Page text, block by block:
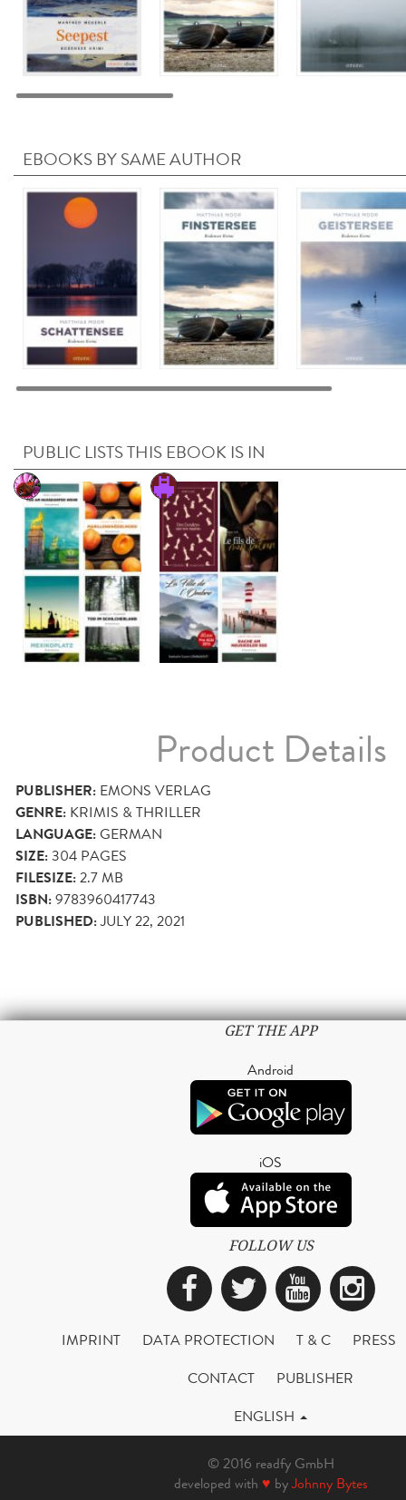
EBOOKS BY SAME AUTHOR
PUBLIC LISTS THIS EBOOK IS IN
Product Details
PUBLISHER: EMONS VERLAG
GENRE: KRIMIS & THRILLER
LANGUAGE:GERMAN
SIZE:304 PAGES
FILESIZE:2.7 MB
ISBN:9783960417743
PUBLISHED:JULY 22, 2021
GET THE APP
Android
iOS
FOLLOW US
Facebook
Twitter
IMPRINT DATA PROTECTION T & C
PRESS
CONTACT
PUBLISHER
ENGLISH
© 2016 readfy GmbH
developed with ♥ byJohnny Bytes